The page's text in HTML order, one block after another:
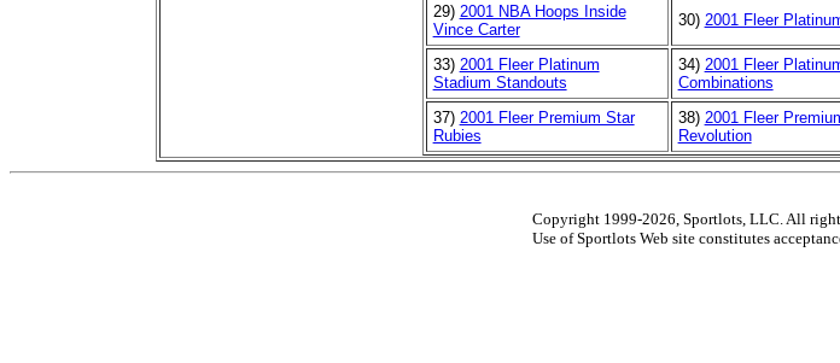
29) 2001 NBA Hoops Inside
Vince Carter
30) 2001 Fleer
33) 2001 Fleer Platinum
Stadium Standouts
34) 2001 Fleer
Combinations
37) 2001 Fleer Premium Star
Rubies
38) 2001 Fleer
Revolution
Copyright 1999-2026, Sportlots, LLC. All
Use of Sportlots Web site constitutes